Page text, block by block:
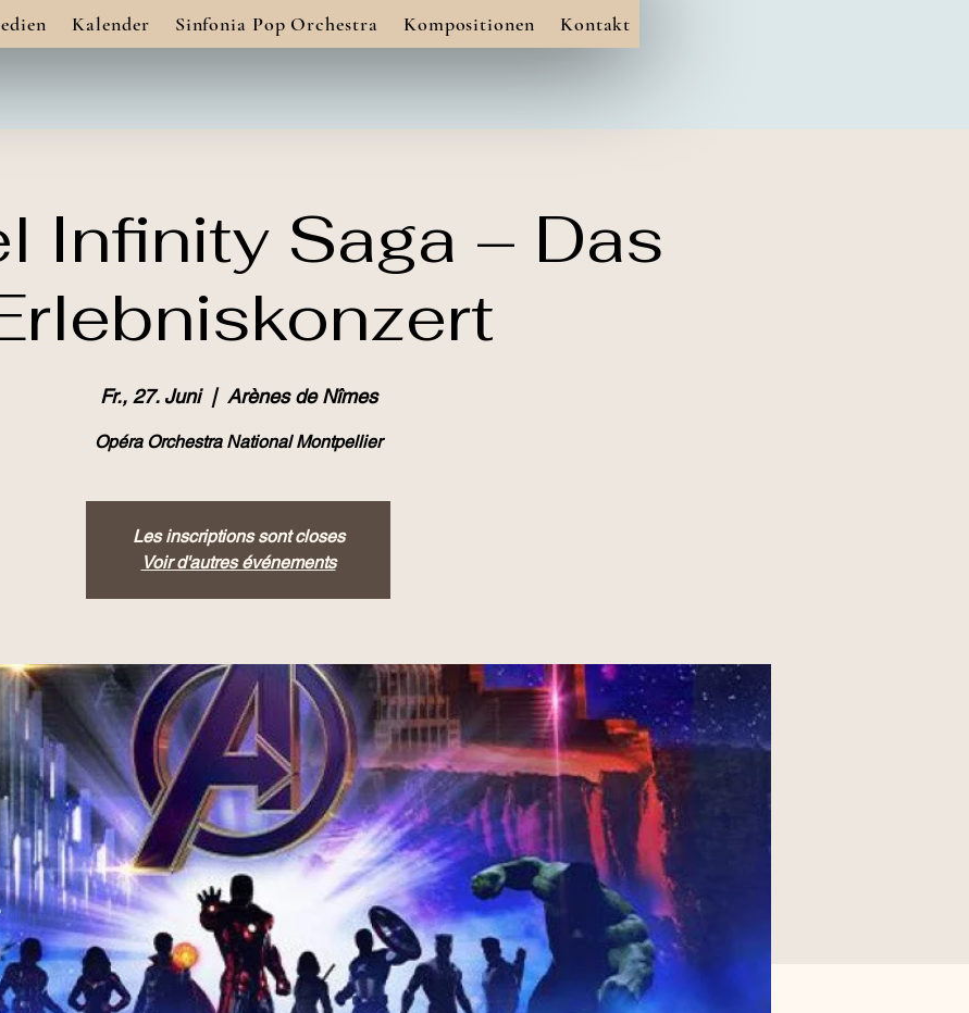
Kalender Sinfonia Pop Orchestra Kompositionen Kontakt
Infinity Saga – Das
Fr., 27. Juni
  |
Arènes de Nîmes
Opéra Orchestra National Montpellier
Les inscriptions sont closes
Voir d'autres événements